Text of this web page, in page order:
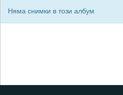
Няма снимки в този албум